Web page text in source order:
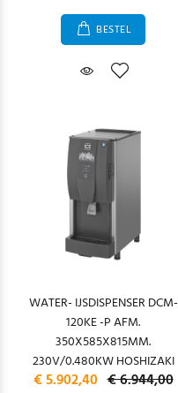
BESTEL
WATER- IJSDISPENSER DCM-
120KE -P AFM.
350X585X815MM.
230V/0.480KW HOSHIZAKI
€ 5.902,40 € 6.944,00